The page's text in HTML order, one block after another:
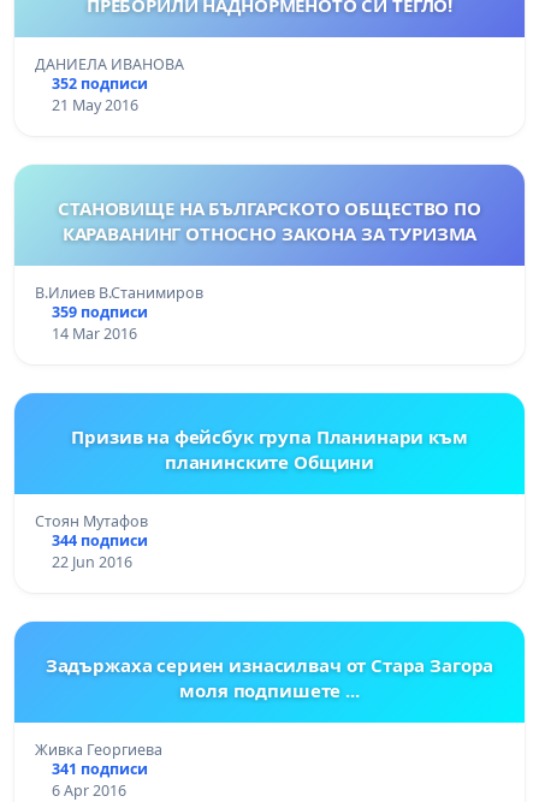
ДАНИЕЛА ИВАНОВА
352 подписи
21 May 2016
СТАНОВИЩЕ НА БЪЛГАРСКОТО ОБЩЕСТВО ПО
КАРАВАНИНГ ОТНОСНО ЗАКОНА ЗА ТУРИЗМА
В.Илиев В.Станимиров
359 подписи
14 Mar 2016
Призив на фейсбук група Планинари към
планинските Общини
Стоян Мутафов
344 подписи
22 Jun 2016
Задържаха сериен изнасилвач от Стара Загора
моля подпишете ...
Живка Георгиева
341 подписи
6 Apr 2016